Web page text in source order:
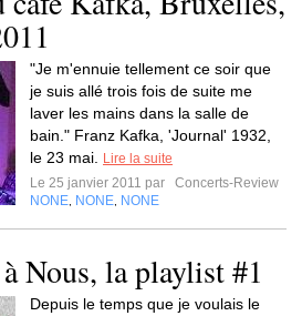
"Je m'ennuie tellement ce soir que
je suis allé trois fois de suite me
laver les mains dans la salle de
bain." Franz Kafka, 'Journal' 1932,
le 23 mai.
Lire la suite
Le 25 janvier 2011 par
Concerts-Review
NONE NONE NONE
Nous, la playlist #1
Depuis le temps que je voulais le